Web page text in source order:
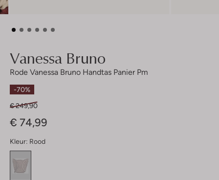
Vanessa Bruno
Rode Vanessa Bruno Handtas Panier Pm
-70%
€ 249,90
€ 74,99
Kleur: Rood